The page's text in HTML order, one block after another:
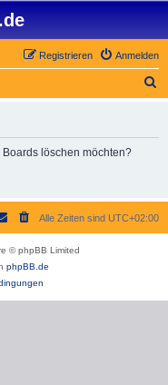
Anmelden
Registrieren
löschen möchten?
Alle Zeiten sind UTC+02:00
© phpBB Limited
phpBB.de